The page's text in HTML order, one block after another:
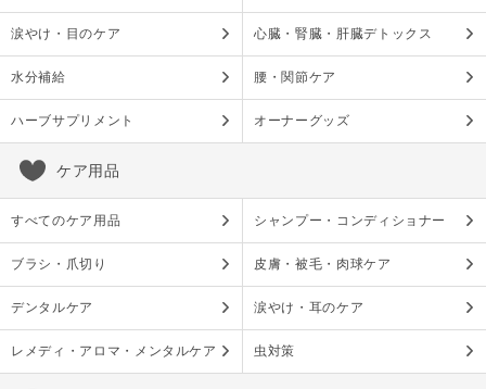
涙やけ・目のケア 心臓・腎臓・肝臓デトックス
水分補給 腰・関節ケア
ハーブサプリメント オーナーグッズ
ケア用品
すべてのケア用品 シャンプー・コンディショナー
ブラシ・爪切り 皮膚・被毛・肉球ケア
デンタルケア 涙やけ・耳のケア
レメディ・アロマ・メンタルケア 虫対策